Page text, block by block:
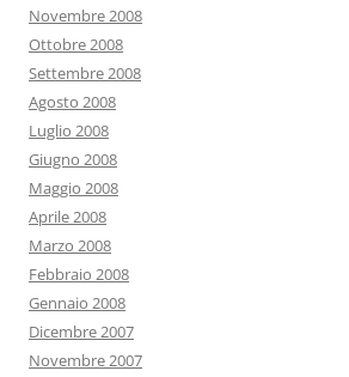
Novembre 2008
Ottobre 2008
Settembre 2008
Agosto 2008
Luglio 2008
Giugno 2008
Maggio 2008
Aprile 2008
Marzo 2008
Febbraio 2008
Gennaio 2008
Dicembre 2007
Novembre 2007